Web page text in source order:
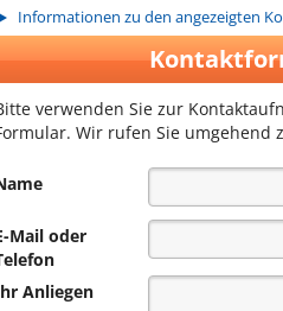
Informationen zu den angezeigten
verwenden Sie zur
Wir rufen Sie umgehend
Mail oder
Anliegen